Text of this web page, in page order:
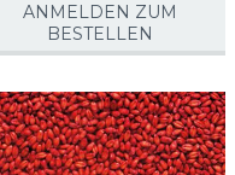
ANMELDEN ZUM
BESTELLEN